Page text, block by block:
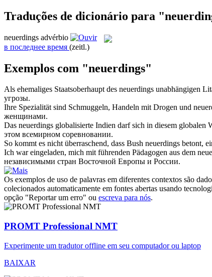
Traduções de dicionário para
neuerdings advérbio
в последнее время (zeitl.)
Exemplos com "neuerdings"
Als ehemaliges Staatsoberhaupt des neuerdings unabhängigen
угрозы.
Ihre Spezialität sind Schmuggeln, Handeln mit Drogen und
женщинами.
Das neuerdings globalisierte Indien darf sich in diesem globalen
этом всемирном соревновании.
So kommt es nicht überraschend, dass Bush neuerdings betont,
Ich war eingeladen, mich mit führenden Pädagogen aus dem
независимыми стран Восточной Европы и России.
Os exemplos de uso de palavras em diferentes contextos são
colecionados automaticamente em fontes abertas usando
opção "Reportar um erro" ou escreva para nós.
PROMT Professional NMT
Experimente um tradutor offline em seu computador ou laptop
BAIXAR